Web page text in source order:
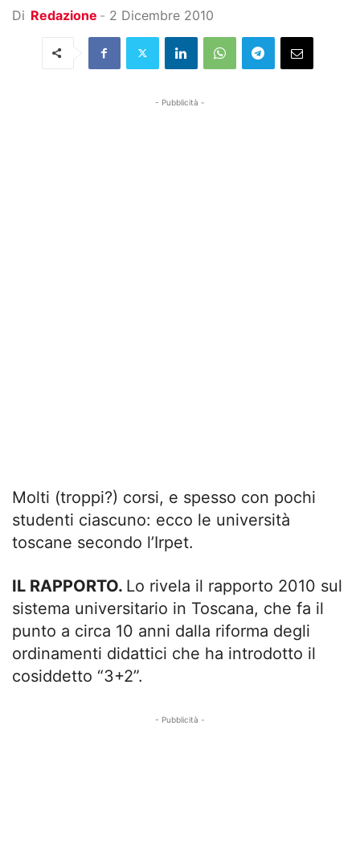
Di Redazione - 2 Dicembre 2010
- Pubblicità -
Molti (troppi?) corsi, e spesso con pochi
studenti ciascuno: ecco le università
toscane secondo l’Irpet.
IL RAPPORTO. Lo rivela il rapporto 2010 sul
sistema universitario in Toscana, che fa il
punto a circa 10 anni dalla riforma degli
ordinamenti didattici che ha introdotto il
cosiddetto “3+2”.
- Pubblicità -